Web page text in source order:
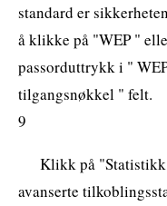
standard er
å klikke på "WEP "
passorduttrykk i "
tilgangsnøkkel " felt.
9
Klikk på "Statistikk
avanserte